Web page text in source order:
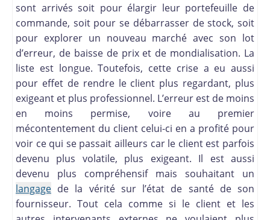
sont arrivés soit pour élargir leur portefeuille de
commande, soit pour se débarrasser de stock, soit
pour explorer un nouveau marché avec son lot
d’erreur, de baisse de prix et de mondialisation. La
liste est longue. Toutefois, cette crise a eu aussi
pour effet de rendre le client plus regardant, plus
exigeant et plus professionnel. L’erreur est de moins
en moins permise, voire au premier
mécontentement du client celui-ci en a profité pour
voir ce qui se passait ailleurs car le client est parfois
devenu plus volatile, plus exigeant. Il est aussi
devenu plus compréhensif mais souhaitant un
langage de la vérité sur l’état de santé de son
fournisseur. Tout cela comme si le client et les